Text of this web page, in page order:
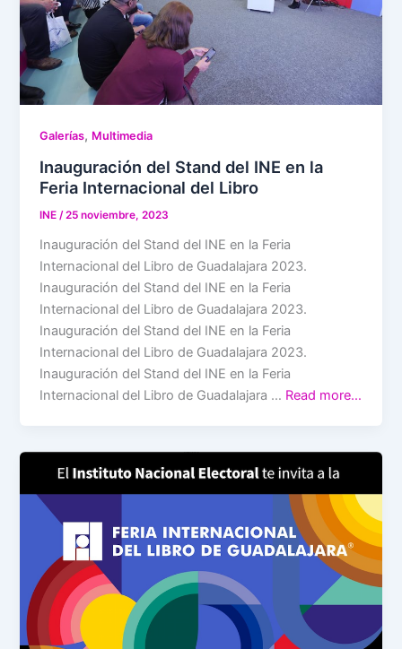
Galerías, Multimedia
Inauguración del Stand del INE en la
Feria Internacional del Libro
INE/25 noviembre, 2023
Inauguración del Stand del INE en la Feria
Internacional del Libro de Guadalajara 2023.
Inauguración del Stand del INE en la Feria
Internacional del Libro de Guadalajara 2023.
Inauguración del Stand del INE en la Feria
Internacional del Libro de Guadalajara 2023.
Inauguración del Stand del INE en la Feria
Internacional del Libro de Guadalajara … Read more…